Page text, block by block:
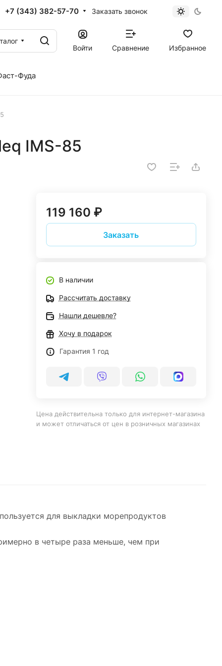
+7 (343) 382-57-70 Заказать звонок
Войти
Сравнение Избранное
Фуда
IMS-85
119 160 ₽
Заказать
В наличии
Рассчитать доставку
Нашли дешевле?
Хочу в подарок
Гарантия 1 год
Цена действительна только для интернет-магазина
и может отличаться от цен в розничных магазинах
для выкладки морепродуктов
в четыре раза меньше, чем при